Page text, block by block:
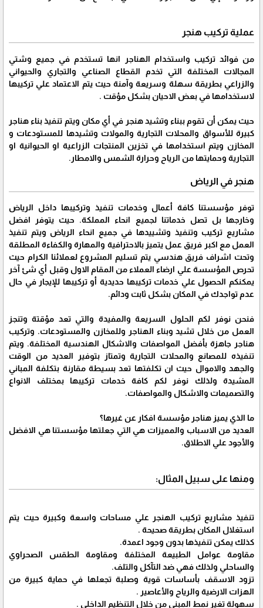
عملية تركيب هنجر
من فوائد تركيب واستخدام الهناجر انها تستخدم في جميع وشتي
المجالات المختلفة التي تخدم القطاع الصناعي والتجاري والحيواني
والزراعي بطريقة سهلة وسريعة وآمنة حيث يتم الاعتماد علي تركيبها
لاستخدامها في بعض الاحيان بشكل مؤقت .
حيث يمكن أن تقوم ببناء وتشيد هنجر في أي مكان ويتم تنفيذ بناء هناجر
كبيرة للأسواق والمحلات التجارية والمولات وتشيدها للمستودعات و
المخازن ويتم استخدامها في تخزين المنتجات الزراعية او الحيوانية او
التجارية وحمايتها من الرياح وحرارة الشمس والامطار.
هنجر في الرياض
توفر مؤسستنا كافة أعمال وخدمات تنفيذ وتركيبها داخل الرياض
وخارجها بل تصل خدماتنا لجميع انحاء المملكة. حيث يتوفر افضل
مشاريع تركيب وتنفيذ وتشييدها في جميع انحاء الرياض ويتم تنفيذ
العمل مع اكبر فريق عمل يتميز بالاحترافية والمهارة والكفاءة المطلقة
وتحت اشراف فريق هندسي يتم تسليم المشروع لعملائنا الكرام حيث
تحرص المؤسسة علي ارضاء العملاء من المقام الاول وقبل أي شئ آخر
يمكنكم الحصول علي خدمات تركيبها حديدية أو تركيبها للإيجار في حال
عدم تواجدك في المكان بشكل ثابت ودائم.
فنحن نوفر لكم الحلول السريعة والمفيدة والتي تعد مؤقتة وتنجز
العمل من خلال تشيد وبناء الهناجر وللمخازن والمستودعات. وتركيب
هناجر جاهزة بأفضل المواصفات والاشكال الهندسية المختلفة. ويتم
تنفيذه للمصانع والمحلات التجارية وتمتاز بتوفير العديد من الوقت
والجهد والاموال حيث ان تكلفتها تعد بسيطة مقارنة بتكلفة المباني
المشيدة ولذلك نوفر لكم كافة خدمات تركيبها بمختلف الانواع
والتصميمات والاشكال والمواصفات.
ما الذي يميز هناجر مؤسسة افكار عن غيرها؟
العديد من الاسباب والمميزات هي التي جعلتها مؤسستنا هي الافضل
والأجود علي الاطلاق.
ومنها على سبيل المثال:
تنفيذ مشاريع تركيب الهنجر علي مساحات واسعة وكبيرة حيث يتم
استغلال المكان بطريقة صحيحة .
كذلك يمكن تنفيذها بدون وجود اعمدة.
مقاومة عوامل الطبيعة المختلفة ومقاومة الطقس الصحراوي
والساحلي ولذلك فهي ضد التآكل والتلف.
تزود الاسقف بأساسات قوية وصلبة تجعلها في حماية كبيرة من
الهزات الارضية والرياح والأعاصير .
سهولة تغير نمط المبنى من خلال التنظيم الداخلي .